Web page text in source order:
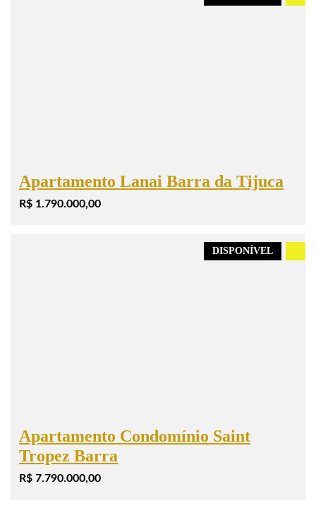
Apartamento Lanai Barra da Tijuca
R$ 1.790.000,00
DISPONÍVEL
Apartamento Condomínio Saint
Tropez Barra
R$ 7.790.000,00